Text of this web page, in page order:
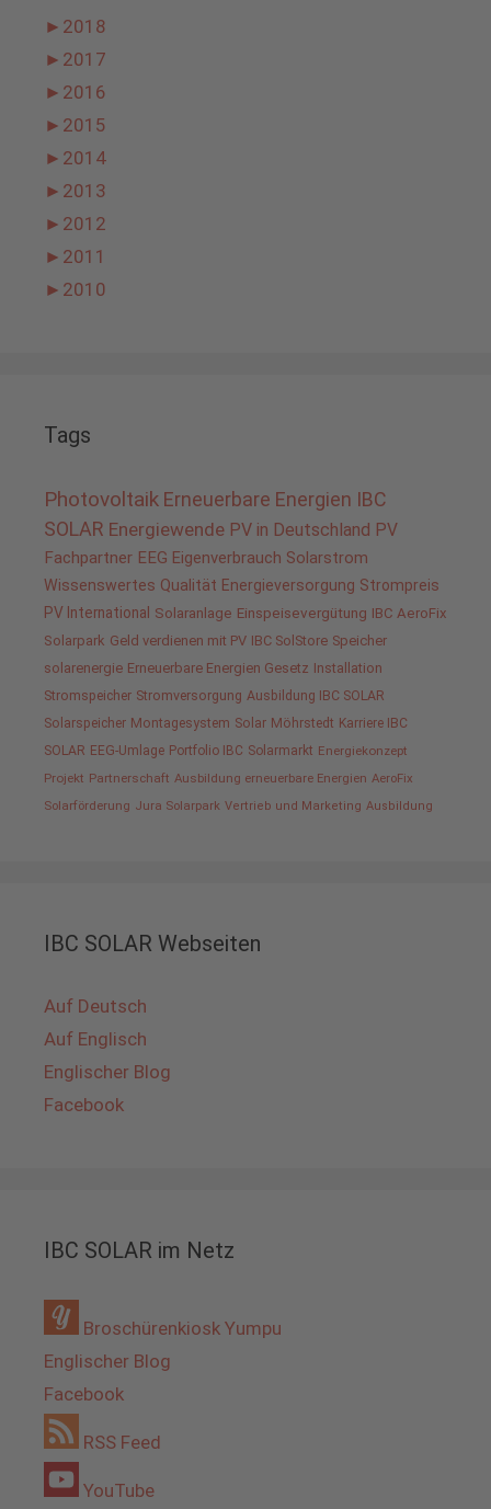
► 2018
► 2017
► 2016
► 2015
► 2014
► 2013
► 2012
► 2011
► 2010
Tags
Photovoltaik Erneuerbare Energien IBC
SOLAR Energiewende PV in Deutschland PV
Fachpartner EEG Eigenverbrauch Solarstrom
Wissenswertes Qualität Energieversorgung Strompreis
PV International Solaranlage Einspeisevergütung IBC AeroFix
Solarpark Geld verdienen mit PV IBC SolStore Speicher
solarenergie Erneuerbare Energien Gesetz Installation
Stromspeicher Stromversorgung Ausbildung IBC SOLAR
Solarspeicher Montagesystem Solar Möhrstedt Karriere IBC
SOLAR EEG-Umlage Portfolio IBC Solarmarkt Energiekonzept
Projekt Partnerschaft Ausbildung erneuerbare Energien AeroFix
Solarförderung Jura Solarpark Vertrieb und Marketing Ausbildung
IBC SOLAR Webseiten
Auf Deutsch
Auf Englisch
Englischer Blog
Facebook
IBC SOLAR im Netz
Broschürenkiosk Yumpu
Englischer Blog
Facebook
RSS Feed
YouTube